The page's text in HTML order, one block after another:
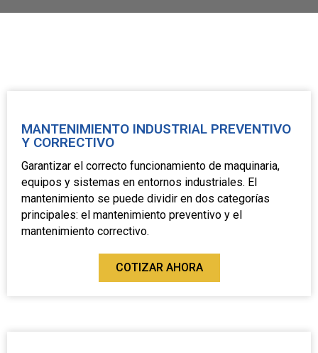
MANTENIMIENTO INDUSTRIAL PREVENTIVO
Y CORRECTIVO
Garantizar el correcto funcionamiento de maquinaria,
equipos y sistemas en entornos industriales. El
mantenimiento se puede dividir en dos categorías
principales: el mantenimiento preventivo y el
mantenimiento correctivo.
COTIZAR AHORA